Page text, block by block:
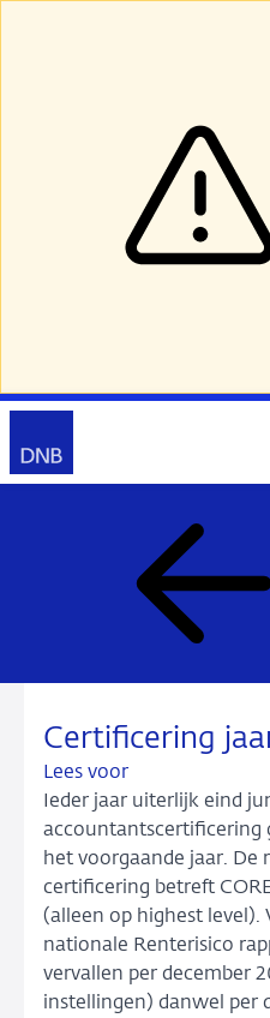
Certificering
Lees voor
Ieder jaar uiterlijk eind
accountantscertificering
het voorgaande jaar. De
certificering betreft
(alleen op highest level).
nationale Renterisico
vervallen per december
instellingen) danwel per